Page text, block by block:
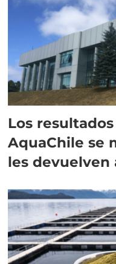
Los
AquaChile se
les devuelven